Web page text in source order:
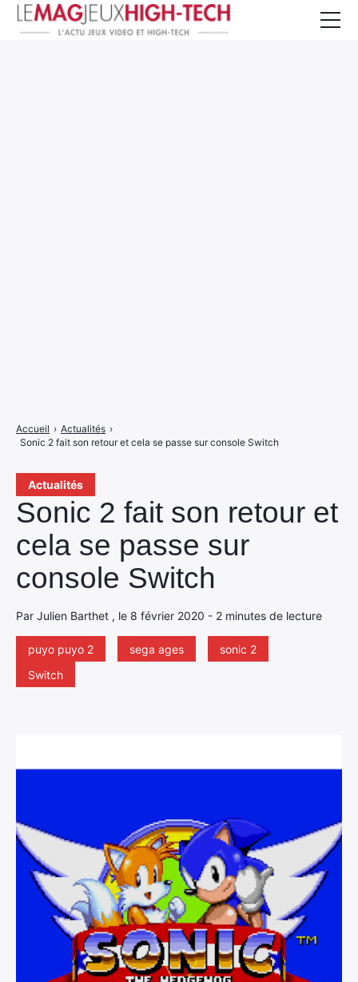
Actualités
Sonic 2 fait son retour et
cela se passe sur
console Switch
Par Julien Barthet , le 8 février 2020 - 2 minutes de lecture
puyo puyo 2 sega ages
sonic 2
Switch
Accueil › Actualités ›
Sonic 2 fait son retour et cela se passe sur console Switch